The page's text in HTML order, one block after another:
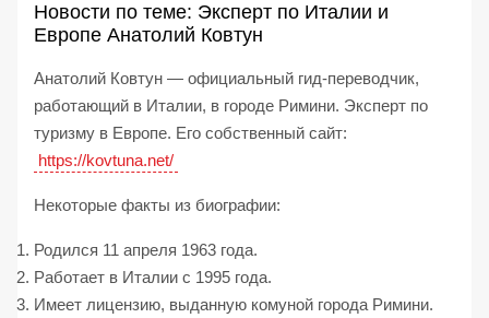
Новости по теме: Эксперт по Италии и
Европе Анатолий Ковтун
Анатолий Ковтун — официальный гид-переводчик,
работающий в Италии, в городе Римини. Эксперт по
туризму в Европе. Его собственный сайт:
https://kovtuna.net/
Некоторые факты из биографии:
Родился 11 апреля 1963 года.
Работает в Италии с 1995 года.
Имеет лицензию, выданную комуной города Римини.